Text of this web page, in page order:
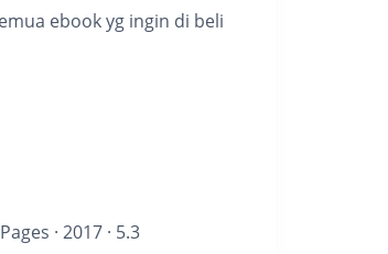
ebook yg ingin di beli
· 2017 · 5.3